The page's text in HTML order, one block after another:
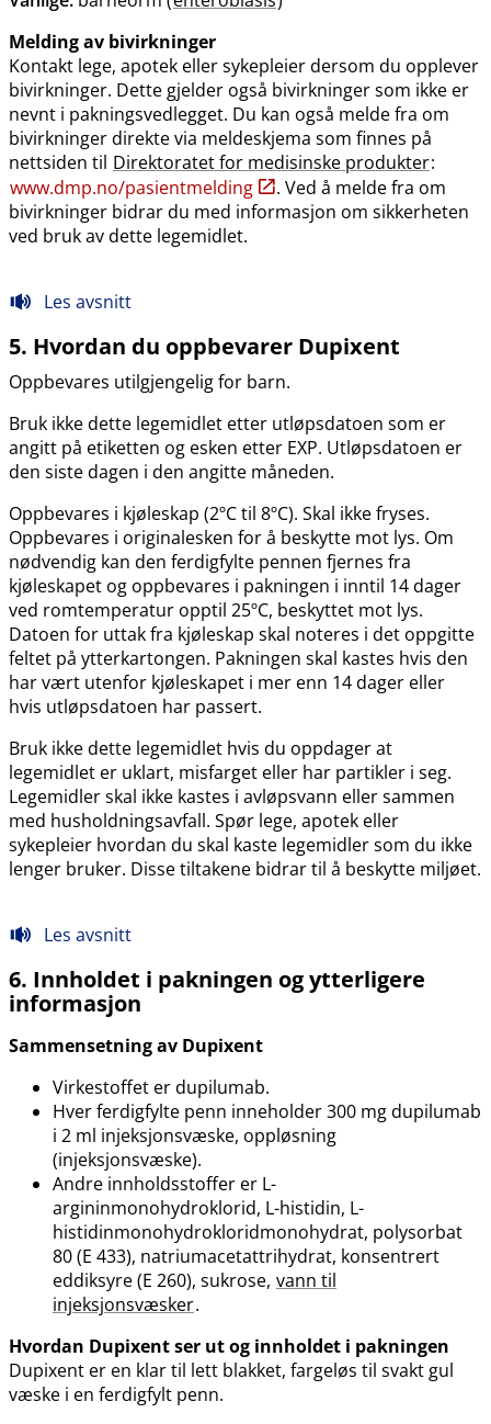
Melding av bivirkninger
Kontakt lege, apotek eller sykepleier dersom du opplever
bivirkninger. Dette gjelder også bivirkninger som ikke er
nevnt i pakningsvedlegget. Du kan også melde fra om
bivirkninger direkte via meldeskjema som finnes på
nettsiden til Direktoratet for medisinske produkter:
www.dmp.no​/​pasientmelding
. Ved å melde fra om
bivirkninger bidrar du med informasjon om sikkerheten
ved bruk av dette legemidlet.
Les avsnitt
5. Hvordan du oppbevarer Dupixent
Oppbevares utilgjengelig for barn.
Bruk ikke dette legemidlet etter utløpsdatoen som er
angitt på etiketten og esken etter EXP. Utløpsdatoen er
den siste dagen i den angitte måneden.
Oppbevares i kjøleskap (2ºC til 8ºC). Skal ikke fryses.
Oppbevares i originalesken for å beskytte mot lys. Om
nødvendig kan den ferdigfylte pennen fjernes fra
kjøleskapet og oppbevares i pakningen i inntil 14 dager
ved romtemperatur opptil 25ºC, beskyttet mot lys.
Datoen for uttak fra kjøleskap skal noteres i det oppgitte
feltet på ytterkartongen. Pakningen skal kastes hvis den
har vært utenfor kjøleskapet i mer enn 14 dager eller
hvis utløpsdatoen har passert.
Bruk ikke dette legemidlet hvis du oppdager at
legemidlet er uklart, misfarget eller har partikler i seg.
Legemidler skal ikke kastes i avløpsvann eller sammen
med husholdningsavfall. Spør lege, apotek eller
sykepleier hvordan du skal kaste legemidler som du ikke
lenger bruker. Disse tiltakene bidrar til å beskytte miljøet.
Les avsnitt
6. Innholdet i pakningen og ytterligere
informasjon
Sammensetning av Dupixent
Virkestoffet er dupilumab.
Hver ferdigfylte penn inneholder 300 mg dupilumab
i 2 ml injeksjonsvæske, oppløsning
(injeksjonsvæske).
Andre innholdsstoffer er L-
argininmonohydroklorid, L-histidin, L-
histidinmonohydrokloridmonohydrat, polysorbat
80 (E 433), natriumacetattrihydrat, konsentrert
eddiksyre (E 260), sukrose, vann til
injeksjonsvæsker.
Hvordan Dupixent ser ut og innholdet i pakningen
Dupixent er en klar til lett blakket, fargeløs til svakt gul
væske i en ferdigfylt penn.